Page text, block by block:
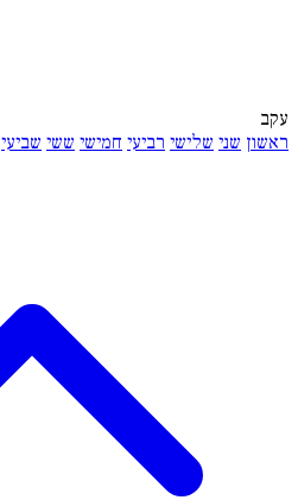
עקב
ראשון שני שלישי רביעי חמישי ששי שביעי